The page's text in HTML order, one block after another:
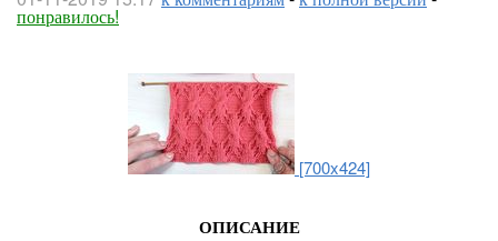
понравилось!
[700x424]
ОПИСАНИЕ